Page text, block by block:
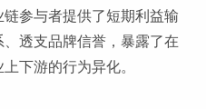
参与者提供了短期利益输
透支品牌信誉，暴露了在
下游的行为异化。